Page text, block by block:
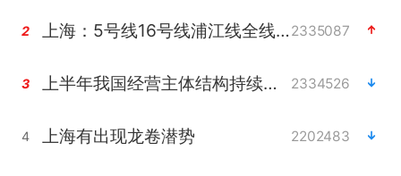
2 上海：5号线16号线浦江线全线停运2335087
3 上半年我国经营主体结构持续优化 2334526
4 上海有出现龙卷潜势 2202483